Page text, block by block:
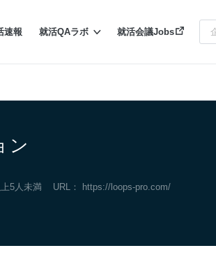
速報 就活QAラボ 就活会議Jobs
ン
5人未満 URL： https://loops-pro.com/